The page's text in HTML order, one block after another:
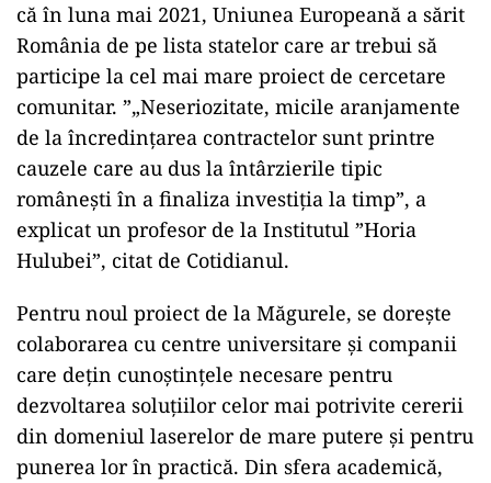
că în luna mai 2021, Uniunea Europeană a sărit
România de pe lista statelor care ar trebui să
participe la cel mai mare proiect de cercetare
comunitar. ”„Neseriozitate, micile aranjamente
de la încredințarea contractelor sunt printre
cauzele care au dus la întârzierile tipic
românești în a finaliza investiția la timp”, a
explicat un profesor de la Institutul ”Horia
Hulubei”, citat de Cotidianul.
Pentru noul proiect de la Măgurele, se dorește
colaborarea cu centre universitare și companii
care dețin cunoștințele necesare pentru
dezvoltarea soluțiilor celor mai potrivite cererii
din domeniul laserelor de mare putere și pentru
punerea lor în practică. Din sfera academică,